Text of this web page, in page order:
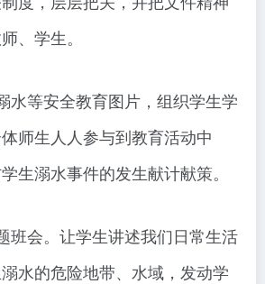
、学生。
水等安全教育图片，组织学生学
师生人人参与到教育活动中
生溺水事件的发生献计献策。
班会。让学生讲述我们日常生活
水的危险地带、水域，发动学